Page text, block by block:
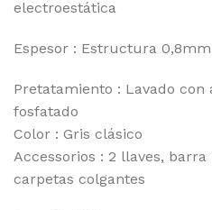
electroestática
Espesor : Estructura 0,8mm
Pretatamiento : Lavado
fosfatado
Color : Gris clásico
Accessorios : 2 llaves,
carpetas colgantes